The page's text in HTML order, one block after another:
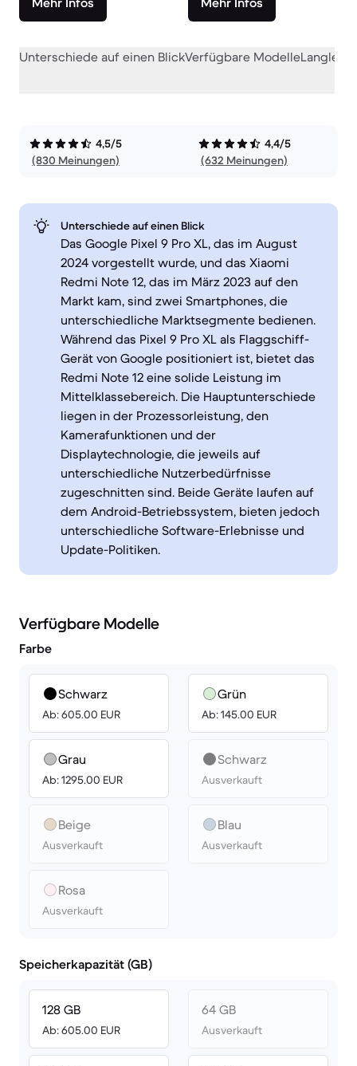
Unterschiede auf einen BlickVerfügbare Modelle
4,5/5
(830 Meinungen)
4,4/5
(632 Meinungen)
Unterschiede auf einen Blick
Das Google Pixel 9 Pro XL, das im August
2024 vorgestellt wurde, und das Xiaomi
Redmi Note 12, das im März 2023 auf den
Markt kam, sind zwei Smartphones, die
unterschiedliche Marktsegmente bedienen.
Während das Pixel 9 Pro XL als Flaggschiff-
Gerät von Google positioniert ist, bietet das
Redmi Note 12 eine solide Leistung im
Mittelklassebereich. Die Hauptunterschiede
liegen in der Prozessorleistung, den
Kamerafunktionen und der
Displaytechnologie, die jeweils auf
unterschiedliche Nutzerbedürfnisse
zugeschnitten sind. Beide Geräte laufen auf
dem Android-Betriebssystem, bieten jedoch
unterschiedliche Software-Erlebnisse und
Update-Politiken.
Verfügbare Modelle
Farbe
Schwarz
Ab: 605.00 EUR
Grau
Ab: 1295.00 EUR
Beige
Ausverkauft
Rosa
Ausverkauft
Grün
Ab: 145.00 EUR
Schwarz
Ausverkauft
Blau
Ausverkauft
Speicherkapazität (GB)
128 GB
Ab: 605.00 EUR
64 GB
Ausverkauft